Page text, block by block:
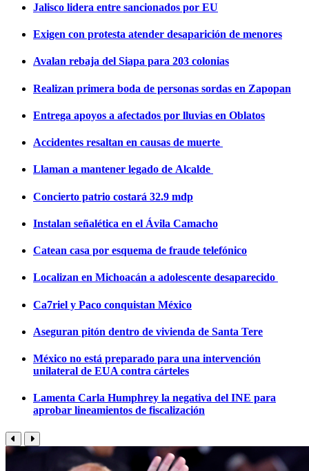
Jalisco lidera entre sancionados por EU
Exigen con protesta atender desaparición de menores
Avalan rebaja del Siapa para 203 colonias
Realizan primera boda de personas sordas en Zapopan
Entrega apoyos a afectados por lluvias en Oblatos
Accidentes resaltan en causas de muerte
Llaman a mantener legado de Alcalde
Concierto patrio costará 32.9 mdp
Instalan señalética en el Ávila Camacho
Catean casa por esquema de fraude telefónico
Localizan en Michoacán a adolescente desaparecido
Ca7riel y Paco conquistan México
Aseguran pitón dentro de vivienda de Santa Tere
México no está preparado para una intervención
unilateral de EUA contra cárteles
Lamenta Carla Humphrey la negativa del INE para
aprobar lineamientos de fiscalización